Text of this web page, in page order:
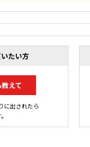
たい方
えて
に出されたら